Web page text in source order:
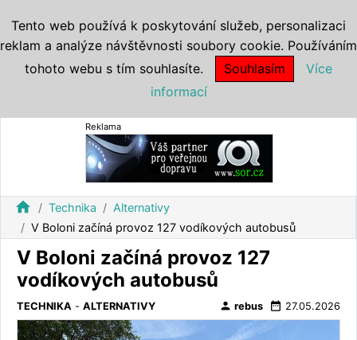
Reklama
home Technika
Alternativy
V Boloni začíná provoz 127 vodíkových autobusů
V Boloni začíná provoz 127
vodíkových autobusů
TECHNIKA - ALTERNATIVY person rebus date_range 27.05.2026
Tento web používá k poskytování služeb, personalizaci
reklam a analýze návštěvnosti soubory cookie. Používáním
tohoto webu s tím souhlasíte.
Souhlasím
Více
informací